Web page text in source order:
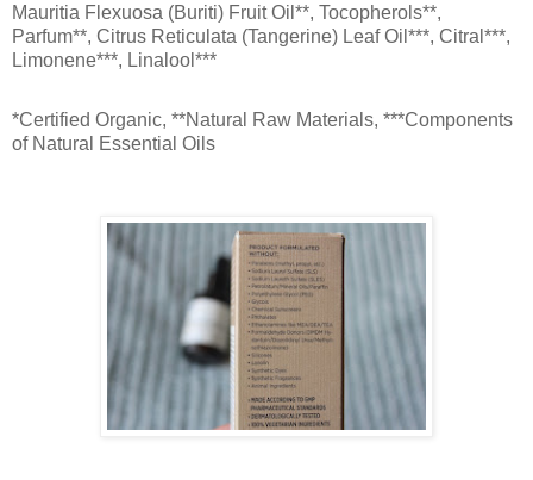
Mauritia Flexuosa (Buriti) Fruit Oil**, Tocopherols**,
Parfum**, Citrus Reticulata (Tangerine) Leaf Oil***, Citral***,
Limonene***, Linalool***
*Certified Organic, **Natural Raw Materials, ***Components
of Natural Essential Oils